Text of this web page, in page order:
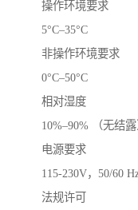
操作环境要求
5°C–35°C
非操作环境要求
0°C–50°C
相对湿度
10%–90% （无结露
电源要求
115-230V，50/60
法规许可